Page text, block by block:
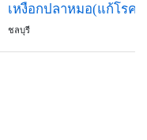
รยาวประมาณ 0.1-
เล็ก
2 มิลลิเมตร มีกลีบ
ชลบุรี